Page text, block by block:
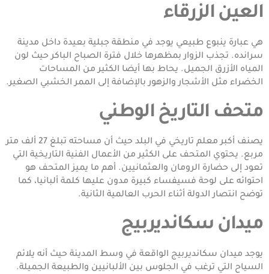
العين الزرقاء
هي عبارة ينبوع طبيعي يوجد في منطقة جبلية بعيدة داخل مدينة
سرانده. تجذب الزوار بمظهرها خلال فترة الصباح الباكر حيث لون
المياه الأزرق الجميل. يحاط بها أيضا الكثير من المساحات
الخضراء مثل الأشجار والزهور بالإضافة إلى الممر الخشبي الصغير.
متحف التاريخ الوطني
يصنف أكبر معلم تاريخي في البلد حيث أن مساحته تبلغ 27 ألف متر
مربع. يحتوي المتحف على الكثير من الأعمال الفنية التاريخية التي
تعود إلى حضارة الرومان والعثمانيين. أهم ما يميز المتحف هو
احتوائه على لوحة فسيفساء كبيرة مدون عليها كلمة ألبانيا، كما
توضح انتصار الدولة أثناء الحرب العالمية الثانية.
ميدان سكانديربيج
يوجد ميدان سكانديربيج الواقعة في وسط المدينة حيث أنه يلائم
السياح التي ترغب في الجلوس بين الألبانيين والطبيعة الجميلة.